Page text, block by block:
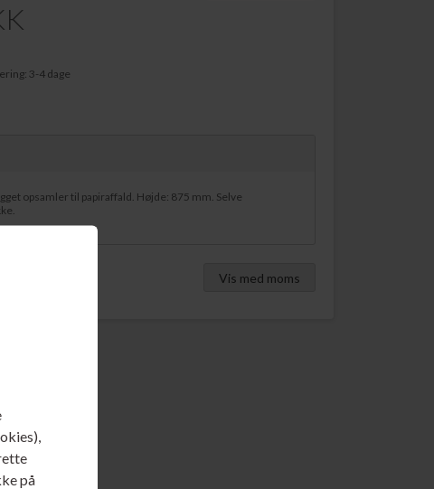
på
3-4 dage
opsamler til papiraffald. Højde: 875 mm. Selve
Vis med moms